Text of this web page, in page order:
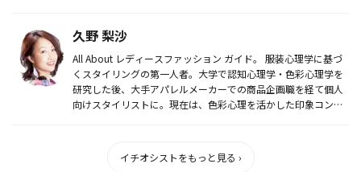
久野 梨沙
All About レディースファッション ガイド。 服装心理学に基づ
くスタイリングの第一人者。大学で認知心理学・色彩心理学を
研究した後、大手アパレルメーカーでの商品企画職を経て個人
向けスタイリストに。現在は、色彩心理を活かした印象コン
イチオシストをもっと見る ›